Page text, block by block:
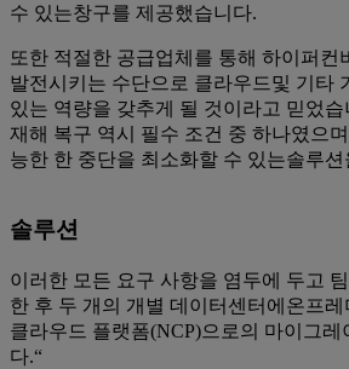
수 있는창구를 제공했습니다.
또한 적절한 공급업체를 통해 하이퍼컨
발전시키는 수단으로 클라우드및 기타
있는 역량을 갖추게 될 것이라고 믿었
재해 복구 역시 필수 조건 중 하나였으
능한 한 중단을 최소화할 수 있는솔루
솔루션
이러한 모든 요구 사항을 염두에 두고
한 후 두 개의 개별 데이터센터에온프
클라우드 플랫폼(NCP)으로의 마이그레
다.“